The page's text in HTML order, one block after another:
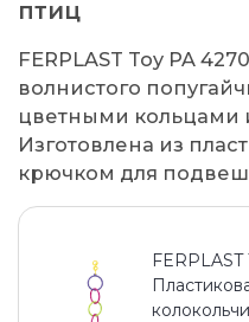
птиц
FERPLAST Toy PA
волнистого
цветными кольцами
Изготовлена из
крючком для